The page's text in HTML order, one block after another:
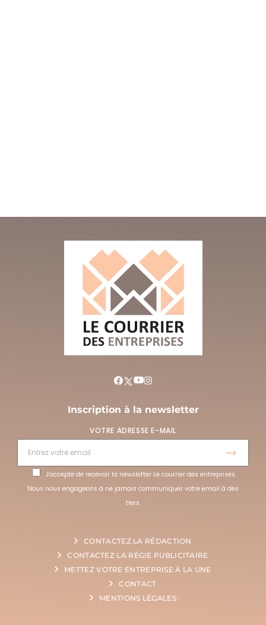
Inscription à la newsletter
VOTRE ADRESSE E-MAIL
J'accepte de recevoir la newsletter Le courrier des entreprises.
Nous nous engageons à ne jamais communiquer votre email à des
tiers.
CONTACTEZ LA RÉDACTION
CONTACTEZ LA RÉGIE PUBLICITAIRE
METTEZ VOTRE ENTREPRISE À LA UNE
CONTACT
MENTIONS LÉGALES